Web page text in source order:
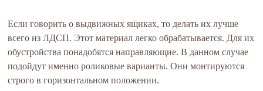
Если говорить о выдвижных ящиках, то делать их лучше
всего из ЛДСП. Этот материал легко обрабатывается. Для их
обустройства понадобятся направляющие. В данном случае
подойдут именно роликовые варианты. Они монтируются
строго в горизонтальном положении.